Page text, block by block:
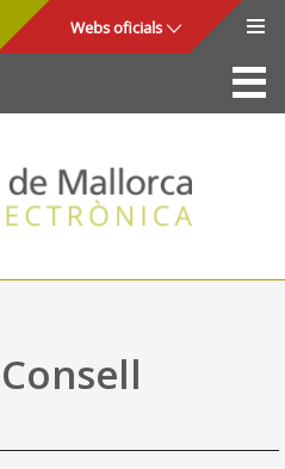
Webs oficials
La Seu
Consell de Mallorca
Accés i seguretat
Utilitats
Ajuda